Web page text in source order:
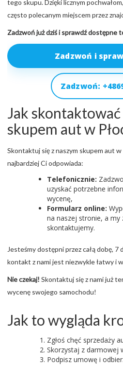
tego skupu. Dzięki licznym pochwałom,
często polecanym miejscem przez
Zadzwoń już dziś i sprawdź dostępne
Zadzwoń i
Zadzwoń:
Jak skontaktować
skupem aut w
Skontaktuj się z naszym skupem aut
najbardziej Ci odpowiada:
Telefonicznie:
uzyskać potrzebne
wycenę,
Formularz online:
na naszej stronie, a my
skontaktujemy.
Jesteśmy dostępni przez całą dobę,
kontakt z nami jest niezwykle łatwy i
Nie czekaj! Skontaktuj się z nami już
wycenę swojego samochodu!
Jak to wygląda
Zgłoś chęć sprzedaży
Skorzystaj z darmowej
Podpisz umowę i